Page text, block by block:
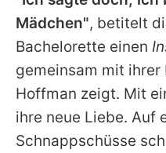
Mädchen", betitelt
Bachelorette einen
gemeinsam mit ihrer
Hoffman zeigt. Mit
ihre neue Liebe. Auf
Schnappschüsse